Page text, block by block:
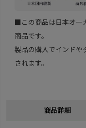
■この商品は日本オー
商品です。
製品の購入でインドや
されます。
商品詳細